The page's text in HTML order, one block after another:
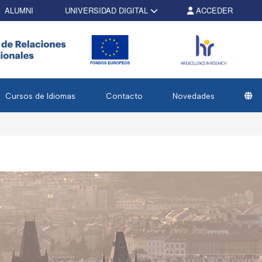
ALUMNI UNIVERSIDAD DIGITAL ACCEDER
Cursos de Idiomas Contacto Novedades